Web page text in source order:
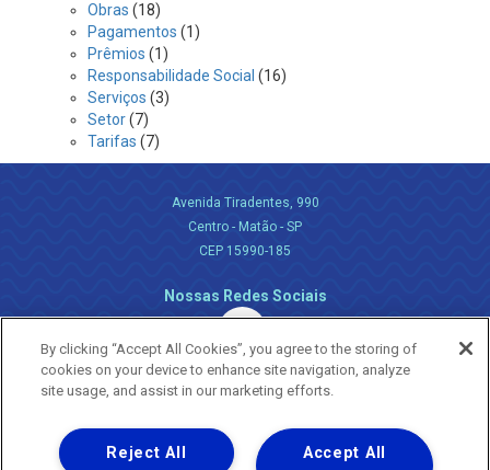
Obras (18)
Pagamentos (1)
Prêmios (1)
Responsabilidade Social (16)
Serviços (3)
Setor(7)
Tarifas (7)
Avenida Tiradentes, 990
Centro - Matão - SP
CEP 15990-185
Nossas Redes Sociais
Uma empresa
By clicking “Accept All Cookies”, you agree to the storing of
cookies on your device to enhance site navigation, analyze
site usage, and assist in our marketing efforts.
Accept All
Reject All